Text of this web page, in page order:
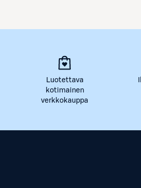
Luotettava
kotimainen
verkkokauppa